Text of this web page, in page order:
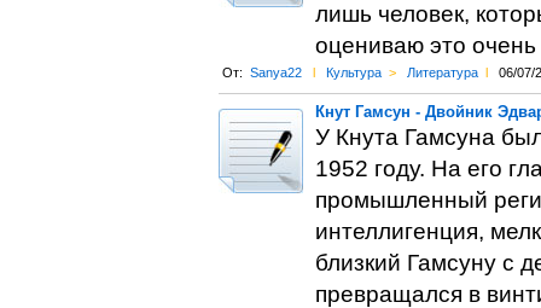
лишь человек,
оцениваю это очень
От: Sanya22 l Культура > Литература l 06/07/
Кнут Гамсун - Двойник
У Кнута Гамсуна
1952 году. На его
промышленный
интеллигенция,
близкий Гамсуну с
превращался в